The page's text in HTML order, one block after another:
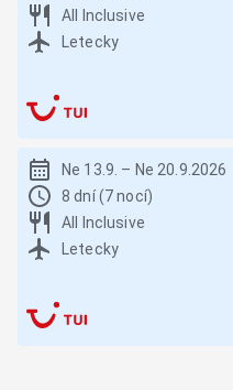
All Inclusive
Letecky
Ne 13.9. – Ne 20.9.2026
8 dní (7 nocí)
All Inclusive
Letecky